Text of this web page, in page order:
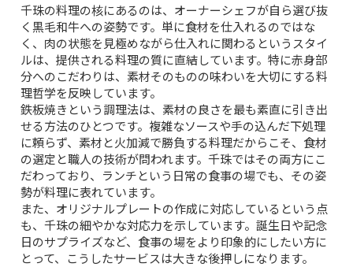
千珠の料理の核にあるのは、オーナーシェフが自ら選び抜
く黒毛和牛への姿勢です。単に食材を仕入れるのではな
く、肉の状態を見極めながら仕入れに関わるというスタイ
ルは、提供される料理の質に直結しています。特に赤身部
分へのこだわりは、素材そのものの味わいを大切にする料
理哲学を反映しています。
鉄板焼きという調理法は、素材の良さを最も素直に引き出
せる方法のひとつです。複雑なソースや手の込んだ下処理
に頼らず、素材と火加減で勝負する料理だからこそ、食材
の選定と職人の技術が問われます。千珠ではその両方にこ
だわっており、ランチという日常の食事の場でも、その姿
勢が料理に表れています。
また、オリジナルプレートの作成に対応しているという点
も、千珠の細やかな対応力を示しています。誕生日や記念
日のサプライズなど、食事の場をより印象的にしたい方に
とって、こうしたサービスは大きな後押しになります。